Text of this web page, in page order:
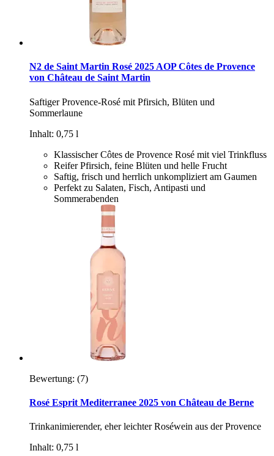
N2 de Saint Martin Rosé 2025 AOP Côtes de Provence
von Château de Saint Martin
Saftiger Provence-Rosé mit Pfirsich, Blüten und
Sommerlaune
Inhalt: 0,75 l
Klassischer Côtes de Provence Rosé mit viel Trinkfluss
Reifer Pfirsich, feine Blüten und helle Frucht
Saftig, frisch und herrlich unkompliziert am Gaumen
Perfekt zu Salaten, Fisch, Antipasti und
Sommerabenden
Bewertung: (7)
Rosé Esprit Mediterranee 2025 von Château de Berne
Trinkanimierender, eher leichter Roséwein aus der Provence
Inhalt: 0,75 l